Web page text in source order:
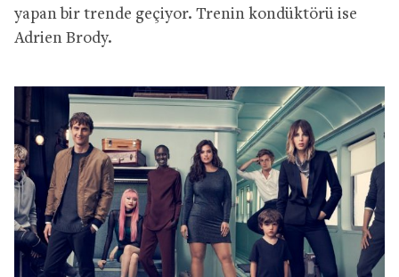
yapan bir trende geçiyor. Trenin kondüktörü ise
Adrien Brody.